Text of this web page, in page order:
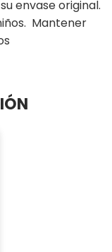
envase original.
Mantener